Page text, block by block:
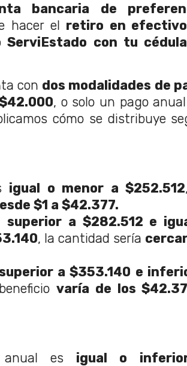
bancaria de
hacer el retiro en
ServiEstado con tu
con dos modalidades de
, o solo un pago
cómo se distribuye
igual o menor a $252.512
$1 a $42.377.
superior a $282.512 e
, la cantidad sería
a $353.140 e
varía de los
es igual o